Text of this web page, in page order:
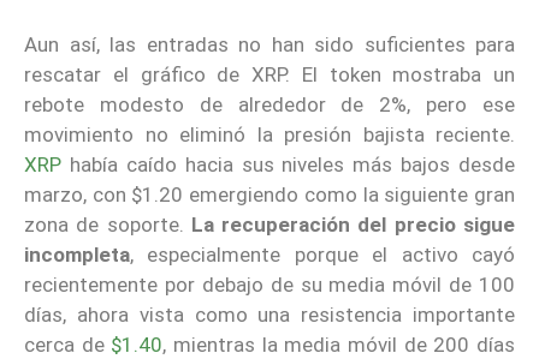
Aun así, las entradas no han sido suficientes para
rescatar el gráfico de XRP. El token mostraba un
rebote modesto de alrededor de 2%, pero ese
movimiento no eliminó la presión bajista reciente.
XRP había caído hacia sus niveles más bajos desde
marzo, con $1.20 emergiendo como la siguiente gran
zona de soporte. La recuperación del precio sigue
incompleta, especialmente porque el activo cayó
recientemente por debajo de su media móvil de 100
días, ahora vista como una resistencia importante
cerca de $1.40, mientras la media móvil de 200 días